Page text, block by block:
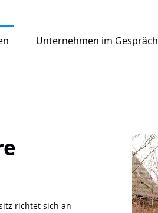
Unternehmen im Gespräch
richtet sich an